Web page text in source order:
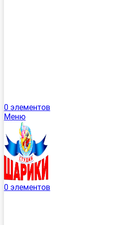
0 элементов
Меню
0 элементов